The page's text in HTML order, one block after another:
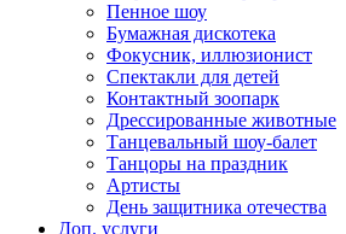
Пенное шоу
Бумажная дискотека
Фокусник, иллюзионист
Спектакли для детей
Контактный зоопарк
Дрессированные животные
Танцевальный шоу-балет
Танцоры на праздник
Артисты
День защитника отечества
Доп. услуги